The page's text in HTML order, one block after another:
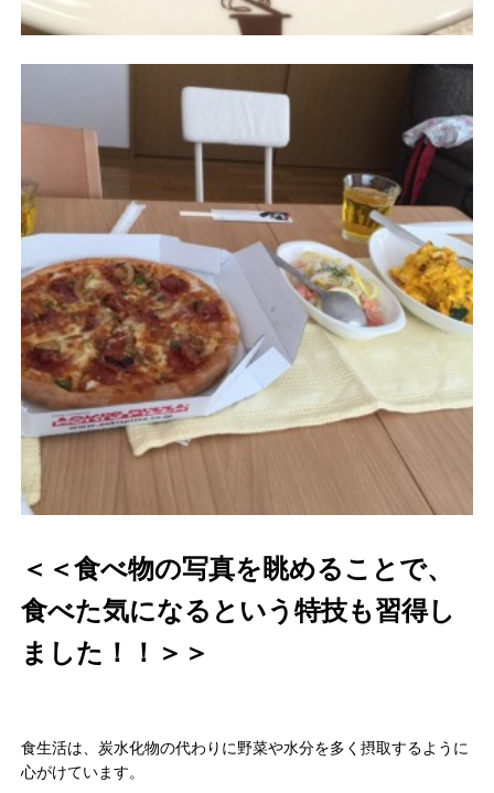
＜＜食べ物の写真を眺めることで、
食べた気になるという特技も習得し
ました！！＞＞
食生活は、炭水化物の代わりに野菜や水分を多く摂取するように
心がけています。